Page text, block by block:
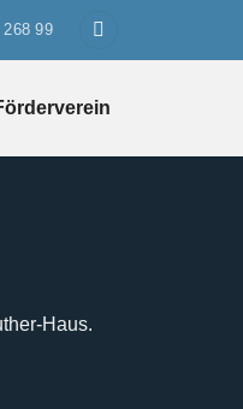
99
Haus.